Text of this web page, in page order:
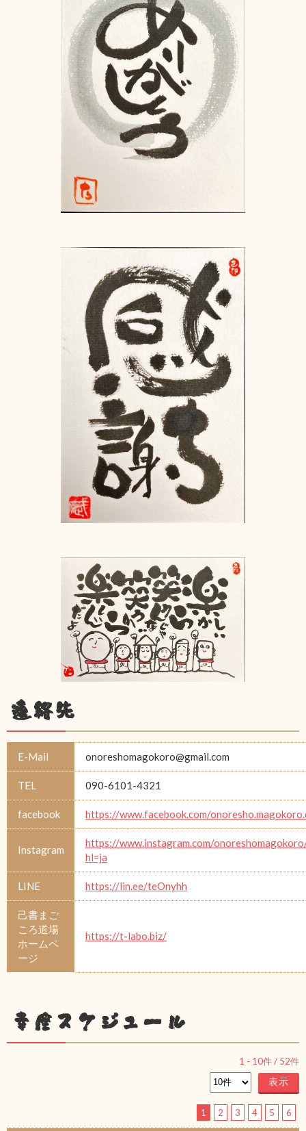
連絡先
E-Mail onoreshomagokoro@gmail.com
TEL 090-6101-4321
facebook https://www.facebook.com/
Instagram
https://www.instagram.com/
hl=ja
LINE https://lin.ee/teOnyhh
己書まご
ころ道場
ホームペ
ージ
https://t-labo.biz/
幸座スケジュール
1 - 10件 / 52件
1 2 3 4 5 6